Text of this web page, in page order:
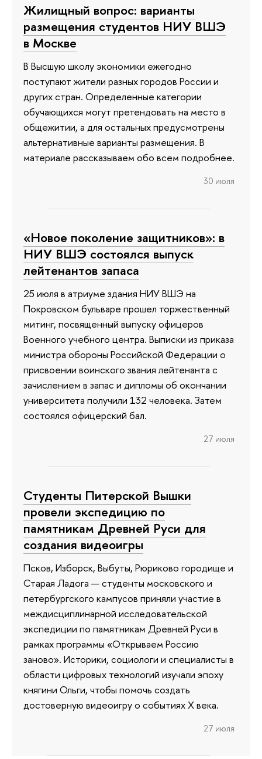
Жилищный вопрос: варианты
размещения студентов НИУ ВШЭ
в Москве
В Высшую школу экономики ежегодно
поступают жители разных городов России и
других стран. Определенные категории
обучающихся могут претендовать на место в
общежитии, а для остальных предусмотрены
альтернативные варианты размещения. В
материале рассказываем обо всем подробнее.
30 июля
«Новое поколение защитников»: в
НИУ ВШЭ состоялся выпуск
лейтенантов запаса
25 июля в атриуме здания НИУ ВШЭ на
Покровском бульваре прошел торжественный
митинг, посвященный выпуску офицеров
Военного учебного центра. Выписки из приказа
министра обороны Российской Федерации о
присвоении воинского звания лейтенанта с
зачислением в запас и дипломы об окончании
университета получили 132 человека. Затем
состоялся офицерский бал.
27 июля
Студенты Питерской Вышки
провели экспедицию по
памятникам Древней Руси для
создания видеоигры
Псков, Изборск, Выбуты, Рюриково городище и
Старая Ладога — студенты московского и
петербургского кампусов приняли участие в
междисциплинарной исследовательской
экспедиции по памятникам Древней Руси в
рамках программы «Открываем Россию
заново». Историки, социологи и специалисты в
области цифровых технологий изучали эпоху
княгини Ольги, чтобы помочь создать
достоверную видеоигру о событиях X века.
27 июля